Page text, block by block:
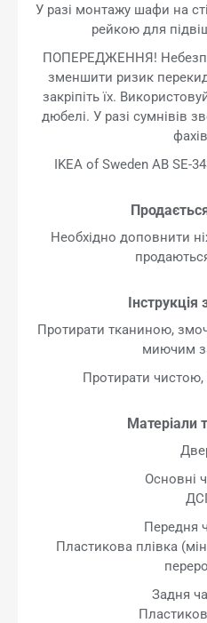
У разі монтажу шафи на
рейкою для
ПОПЕРЕДЖЕННЯ!
зменшити ризик
закріпіть їх.
дюбелі. У разі сумнівів
IKEA of Sweden AB SE-
Необхідно доповнити
Інструкція
Протирати тканиною,
миючим
Протирати чистою,
Матеріали
Основні
Передня
Пластикова плівка
Задня